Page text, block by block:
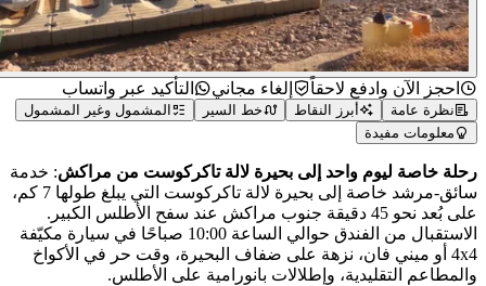
احجز الآن وادفع لاحقاً إلغاء مجاني التأكيد عبر واتساب
نظرة عامة أبرز النقاط خط السير
المشمول وغير المشمول
معلومات مفيدة
خاصة ليوم واحد إلى بحيرة لالة تاكركوست من مراكش: خدمة
سائق-مرشد خاصة إلى بحيرة لالة تاكركوست التي يبلغ طولها 7 كم،
على بُعد نحو 45 دقيقة جنوب مراكش عند سفح الأطلس الكبير.
الاستقبال من الفندق حوالي الساعة 10:00 صباحًا في سيارة مكيّفة
4x4 أو ميني فان، نزهة على ضفاف البحيرة، وقت حر في الأكواخ
التقليدية، وإطلالات بانورامية على الأطلس.